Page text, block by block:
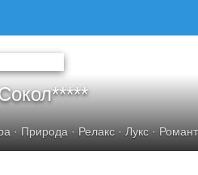
· Природа · Релакс · Лукс ·